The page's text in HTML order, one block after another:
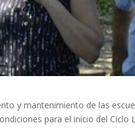
y mantenimiento de las
para el inicio del Ciclo